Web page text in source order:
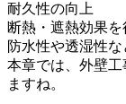
耐久性の向上
断熱・遮熱効果を
防水性や透湿性
本章では、外壁
ますね。